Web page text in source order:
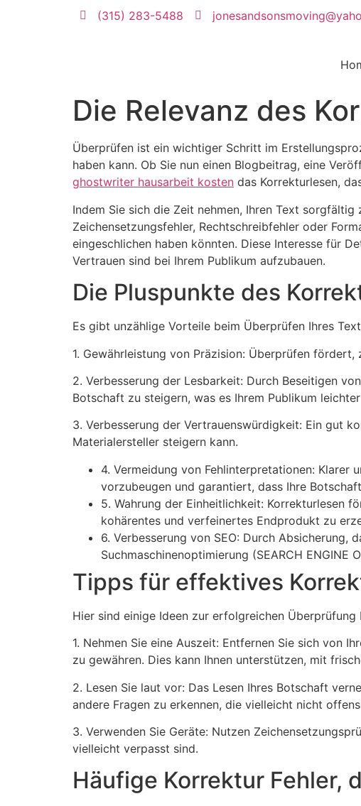
(315) 283-5488
Die Relevanz des
Überprüfen ist ein wichtiger Schritt im
haben kann. Ob Sie nun einen Blogbeitrag, eine
ghostwriter hausarbeit kosten das Korrekturlesen,
Indem Sie sich die Zeit nehmen, Ihren Text
Zeichensetzungsfehler, Rechtschreibfehler oder
eingeschlichen haben könnten. Diese Interesse für
Vertrauen sind bei Ihrem Publikum aufzubauen.
Die Pluspunkte des
Es gibt unzählige Vorteile beim Überprüfen Ihres
1. Gewährleistung von Präzision: Überprüfen
2. Verbesserung der Lesbarkeit: Durch Beseitigen
Botschaft zu steigern, was es Ihrem Publikum
3. Verbesserung der Vertrauenswürdigkeit: Ein gut
Materialersteller steigern kann.
4. Vermeidung von Fehlinterpretationen:
vorzubeugen und garantiert, dass Ihre
5. Wahrung der Einheitlichkeit: Korrekturlesen
kohärentes und verfeinertes Endprodukt zu
6. Verbesserung von SEO: Durch
Suchmaschinenoptimierung (SEARCH ENGINE
Tipps für effektives
Hier sind einige Ideen zur erfolgreichen Überprüfung
1. Nehmen Sie eine Auszeit: Entfernen Sie sich von
zu gewähren. Dies kann Ihnen unterstützen, mit
2. Lesen Sie laut vor: Das Lesen Ihres Botschaft
andere Fragen zu erkennen, die vielleicht nicht
3. Verwenden Sie Geräte: Nutzen
vielleicht verpasst sind.
Häufige Korrektur Fehler,